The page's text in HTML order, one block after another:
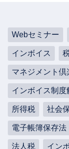
Webセミナー
インボイス
マネジメント
インボイス制度
所得税 社会
電子帳簿保存法
法人税 イン